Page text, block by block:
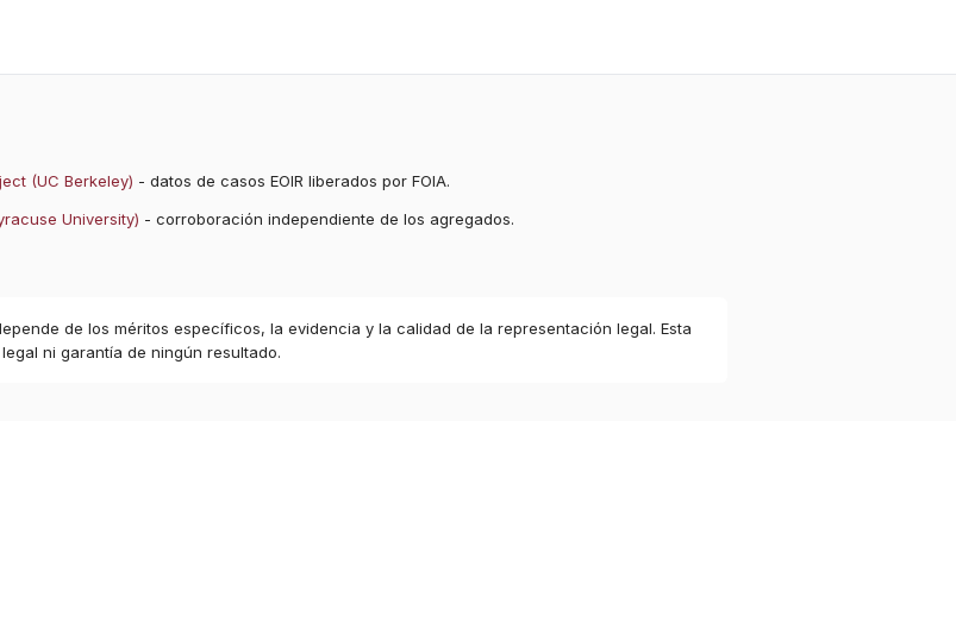
(UC Berkeley) - datos de casos EOIR liberados por FOIA.
University) - corroboración independiente de los agregados.
de los méritos específicos, la evidencia y la calidad de la representación legal. Esta
ni garantía de ningún resultado.